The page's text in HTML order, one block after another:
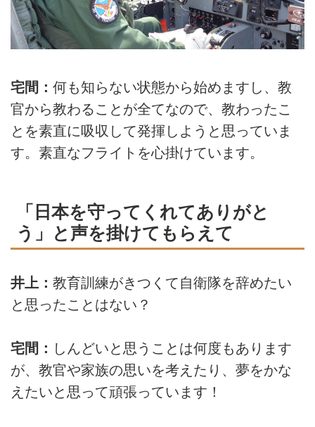
宅間： 何も知らない状態から始めますし、教
官から教わることが全てなので、教わったこ
とを素直に吸収して発揮しようと思っていま
す。素直なフライトを心掛けています。
「日本を守ってくれてありがと
う」と声を掛けてもらえて
井上： 教育訓練がきつくて自衛隊を辞めたい
と思ったことはない？
宅間： しんどいと思うことは何度もあります
が、教官や家族の思いを考えたり、夢をかな
えたいと思って頑張っています！